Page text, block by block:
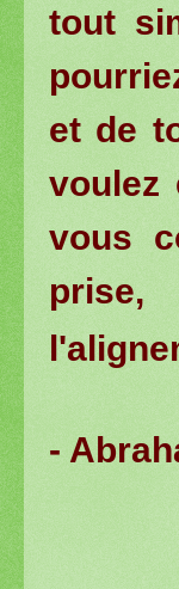
tout
et de
voulez
vous
-